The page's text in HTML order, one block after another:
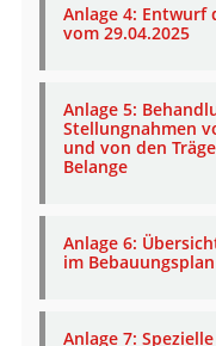
Anlage 4: Entwurf
vom 29.04.2025
Anlage 5:
Stellungnahmen
und von den
Belange
Anlage 6:
im Bebauungsplan
Anlage 7: Spezielle